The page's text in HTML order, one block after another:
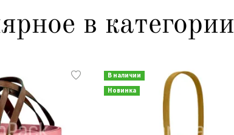
в категории
В наличии
Новинка